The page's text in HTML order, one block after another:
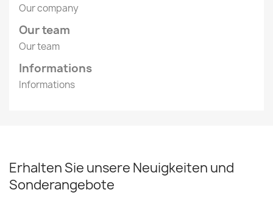
Our company
Our team
Our team
Informations
Informations
Erhalten Sie unsere Neuigkeiten und
Sonderangebote